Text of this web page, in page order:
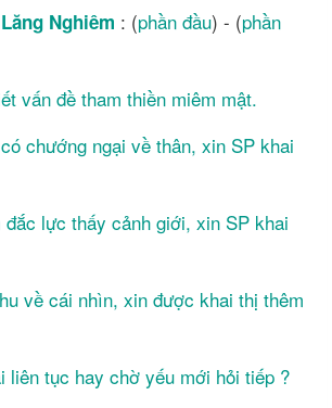
Lăng Nghiêm : (phần đầu) - (phần
vấn đề tham thiền miêm mật.
chướng ngại về thân, xin SP khai
đắc lực thấy cảnh giới, xin SP khai
về cái nhìn, xin được khai thị thêm
liên tục hay chờ yếu mới hỏi tiếp ?